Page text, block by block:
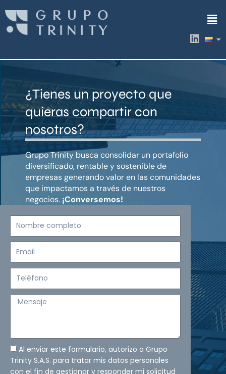
contenido
L
i
k
i
¿Tienes un proyecto que
quieras compartir con
nosotros?
Grupo Trinity busca consolidar un portafolio
diversificado, rentable y sostenible de
empresas generando valor en las comunidades
que impactamos a través de nuestros
negocios. ¡Conversemos!
Mensaje
Al enviar este formulario, autorizo a Grupo
Trinity S.A.S. para tratar mis datos personales
con el fin de gestionar y responder mi solicitud